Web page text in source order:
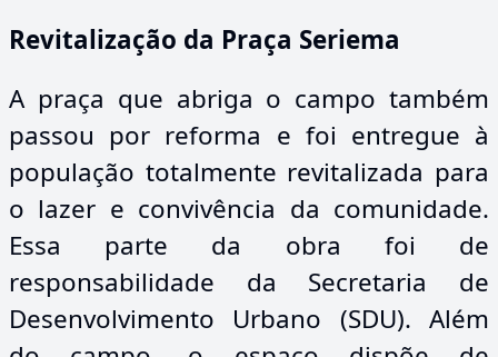
Revitalização da Praça Seriema
A praça que abriga o campo também
passou por reforma e foi entregue à
população totalmente revitalizada para
o lazer e convivência da comunidade.
Essa parte da obra foi de
responsabilidade da Secretaria de
Desenvolvimento Urbano (SDU). Além